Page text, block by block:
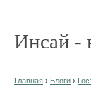
Инсай -
Главная › Блоги ›